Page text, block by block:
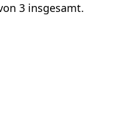
3 insgesamt.